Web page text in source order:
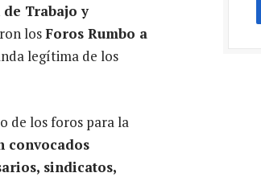
Trabajo y
losForos Rumbo a
legítima de los
de los foros para la
convocados
sindicatos,